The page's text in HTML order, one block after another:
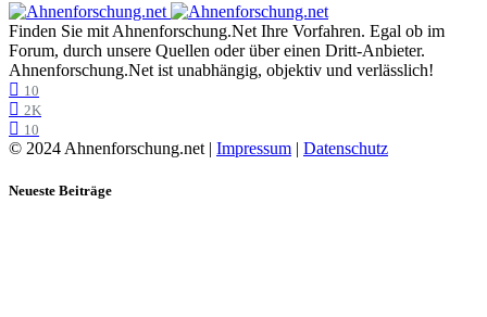
Finden Sie mit Ahnenforschung.Net Ihre Vorfahren. Egal ob im
Forum, durch unsere Quellen oder über einen Dritt-Anbieter.
Ahnenforschung.Net ist unabhängig, objektiv und verlässlich!
10
2K
10
© 2024 Ahnenforschung.net | Impressum | Datenschutz
Neueste Beiträge